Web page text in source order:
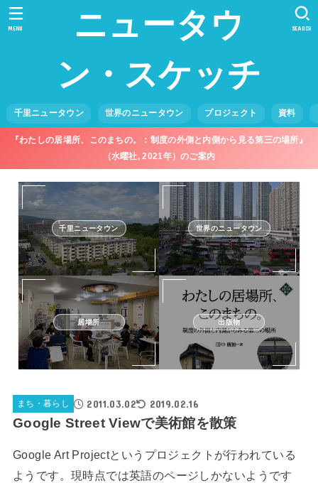
ニュータウ
ン・スケッチ
千里ニュータウン 世界のニュータウン プロジェクト 資料
SEARCH
MENU
『わたしの居場所、このまちの。：制度の外側と内側から見る第三の場所』
（水曜社, 2021年）のご案内
千里ニュータウン 世界のニュータウン
居場所 出版物
まち・暮らし 2011.03.02 2019.02.16
Google Street Viewで美術館を散策
Google Art Projectというプロジェクトが行われている
ようです。現時点では英語のページしかないようです